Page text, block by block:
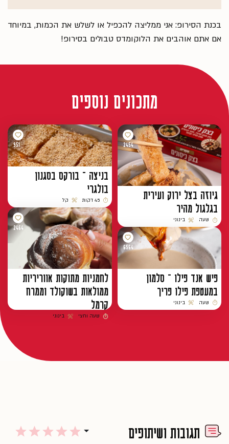
בכנת הסירופ: אני ממליצה להכפיל או לשלש את הכמות, במיוחד
אם אתם אוהבים את הלוקומדס טבולים בסירופ!
מתכונים נוספים
2454
גיוזה בצל ירוק ועירית
בגלגול מהיר
זמן הכנה
שעה
רמת קושי
בינוני
951
בניצה – בורקס בסגנון
בולגרי
זמן הכנה
45 דקות
רמת קושי
קל
6564
פיש אנד פילו – סלמון
במעטפת פילו פריך
זמן הכנה
שעה
רמת קושי
בינוני
2464
לחמניות מתוקות אווריריות
ממולאות בשוקולד וממרח
קרמל
זמן הכנה
שעה וחצי
רמת קושי
בינוני
תגובות ושיתופים